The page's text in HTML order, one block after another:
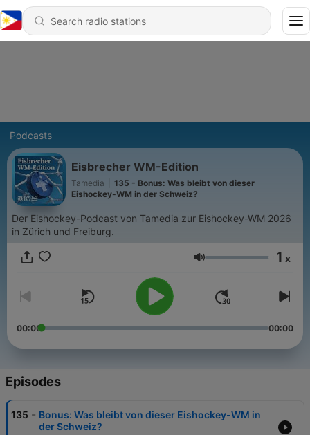
Podcasts
Eisbrecher WM-Edition
Tamedia
135 - Bonus: Was bleibt von dieser
Eishockey-WM in der Schweiz?
Der Eishockey-Podcast von Tamedia zur Eishockey-WM 2026
in Zürich und Freiburg.
Volume 1 x
00:00 00:00
Episodes
135 - Bonus: Was bleibt von dieser Eishockey-WM in
der Schweiz?